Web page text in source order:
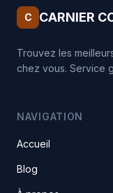
C CARNIER
Trouvez les
chez vous. Service
NAVIGATION
Accueil
Blog